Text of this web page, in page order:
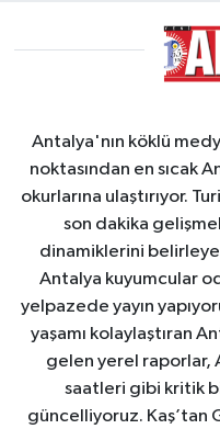
Antalya'nın köklü
noktasından en sıcak
okurlarına ulaştırıyor.
son dakika
dinamiklerini
Antalya kuyumcular
yelpazede yayın
yaşamı kolaylaştıran
gelen yerel raporlar,
saatleri gibi kritik
güncelliyoruz. Kaş’tan